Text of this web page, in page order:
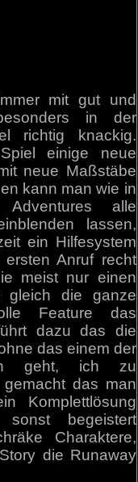
mit gut und
in der
richtig knackig.
einige neue
neue Maßstäbe
kann man wie in
alle
lassen,
ein Hilfesystem
Anruf recht
meist nur einen
gleich die ganze
Feature das
dazu das die
das einem der
geht, ich zu
das man
Komplettlösung
begeistert
Charaktere,
die Runaway